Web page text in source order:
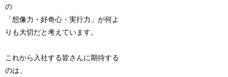
の
「想像力・好奇心・実行力」が何よ
りも大切だと考えています。
これから入社する皆さんに期待する
のは、